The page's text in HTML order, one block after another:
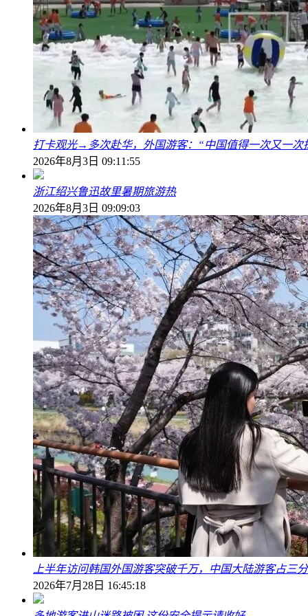
打卡观光→多次赴华，外国游客：“中国值得一次又一次
2026年8月3日 09:11:55
浙江绍兴鲁迅故里暑期旅游热
2026年8月3日 09:09:03
上半年访问韩国外国游客突破千万，中国大陆游客占三
2026年7月28日 16:45:18